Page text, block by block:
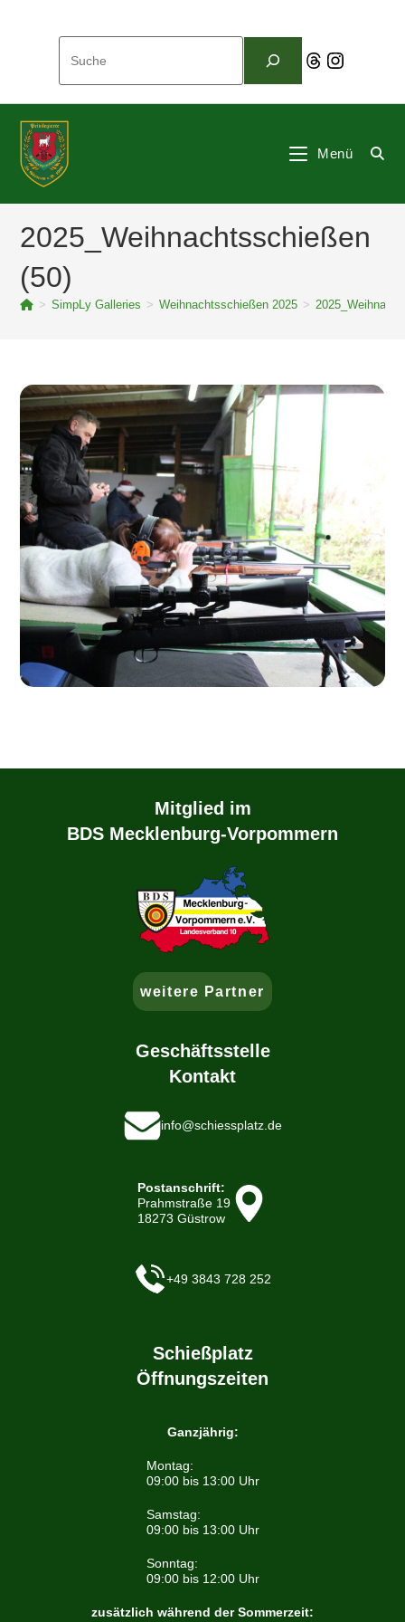
ThreadsInstagram
Menü
2025_Weihnachtsschießen
(50)
> SimpLy Galleries > Weihnachtsschießen 2025 >
Mitglied im
BDS Mecklenburg-Vorpommern
weitere Partner
Geschäftsstelle
Kontakt
info@schiessplatz.de
Postanschrift:
Prahmstraße 19
18273 Güstrow
+49 3843 728 252
Schießplatz
Öffnungszeiten
Ganzjährig:
Montag:
09:00 bis 13:00 Uhr
Samstag:
09:00 bis 13:00 Uhr
Sonntag:
09:00 bis 12:00 Uhr
zusätzlich während der Sommerzeit: